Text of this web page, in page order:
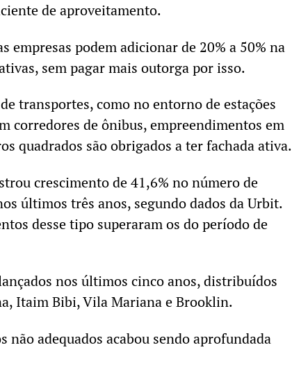
de aproveitamento.
empresas podem adicionar de 20% a 50% na
sem pagar mais outorga por isso.
transportes, como no entorno de estações
corredores de ônibus, empreendimentos em
quadrados são obrigados a ter fachada ativa.
crescimento de 41,6% no número de
últimos três anos, segundo dados da Urbit.
desse tipo superaram os do período de
nos últimos cinco anos, distribuídos
Itaim Bibi, Vila Mariana e Brooklin.
não adequados acabou sendo aprofundada